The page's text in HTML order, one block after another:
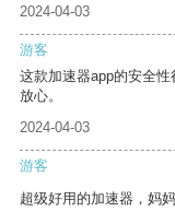
2024-04-03
游客
这款加速器app的安全
放心。
2024-04-03
游客
超级好用的加速器，妈